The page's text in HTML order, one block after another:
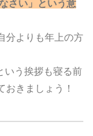
さい」という意
分よりも年上の方
いう挨拶も寝る前
おきましょう！